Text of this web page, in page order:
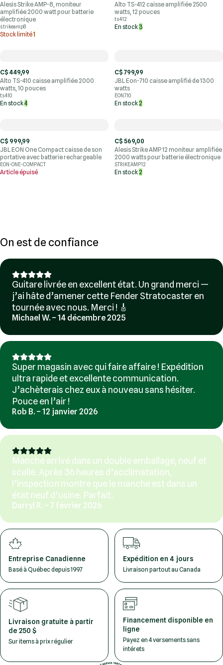
Alesis Strike AMP-8, moniteur
amplifiée 2000 watt pour batterie
électronique
strikeamp8
Stock limité1
Alto TS-412 caisse amplifiée 2500
watts, 12 pouces
ts412
En stock 3
C$ 449,99
Alto TS-410 caisse amplifiée 2000
watts, 10 pouces
ts410
En stock4
C$ 799,99
JBL Eon-710 caisse amplifié de 1300
watts
EON710
En stock2
C$ 999,99
JBL EON One Compact caisse de son
portative avec batterie rechargeable
EON-ONE-COMPACT
Article épuisé
C$ 569,00
Alesis Strike AMP 12 moniteur amplifiée
2000 watts pour batterie électronique
STRIKEAMP12
En stock2
On est de confiance
Guitare livrée en excellent état. Un grand merci —
j’ai hâte d’amener cette Fender Stratocaster en
tournée avec nous. Merci ! 🎸
Michael W. – 14 décembre 2025
Super magasin avec qui faire affaire ! Expédition
ultra rapide et excellente communication.
J’achèterais chez eux à nouveau sans hésiter.
Pouce en l’air !
Rob B. – 12 janvier 2026
Manche arrivé dans un double emballage, neuf et
scellé. Après 36 heures d’acclimatation,
l’inspection montre que le manche est dans un
état neuf d’usine. Parfait.
Darryl R. – 7 février 2026
Entreprise Canadienne
Basé à Québec depuis 1997
Expédition en 4 jours
Livraison partout au Canada
Livraison gratuite à partir
de 250 $
Sur items à prix régulier
Financement disponible en
ligne
Payez en 4 versements sans
intérets